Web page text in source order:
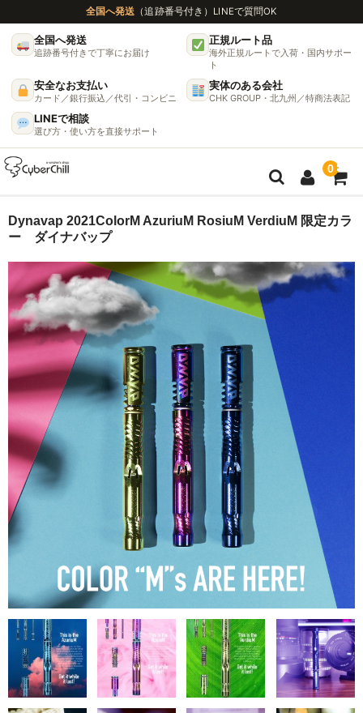
全国へ発送 （追跡番号付き） LINEで質問OK
全国へ発送
追跡番号付きで丁寧にお届け
正規ルート品
海外正規ルートで入荷・国内サポー
ト
安全なお支払い
カード／銀行振込／代引・コンビニ
実体のある会社
CHK GROUP・北九州／特商法表記
LINEで相談
選び方・使い方を直接サポート
0
ガイド
DynaVap完全ガイド
グラインダー完全ガイド
挽き方で味が変わる理由
シーシャ炭の選び方
マウスピースの選び方
シーシャの始め方
BFG Dani（バッテリー不要ヴェポ）
BFGセット（一式）
BFGパーツ
業務用補充オーダー
入荷予定 / 最新情報
予約
Dynavap 2021ColorM AzuriuM RosiuM VerdiuM 限定カラ
ー ダイナバップ